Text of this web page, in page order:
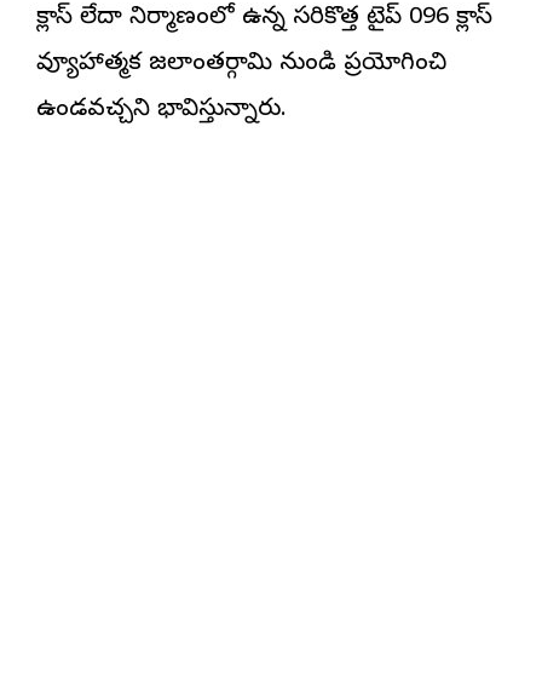
క్లాస్ లేదా నిర్మాణంలో ఉన్న సరికొత్త టైప్ 096 క్లాస్
వ్యూహాత్మక జలాంతర్గామి నుండి ప్రయోగించి
ఉండవచ్చని భావిస్తున్నారు.